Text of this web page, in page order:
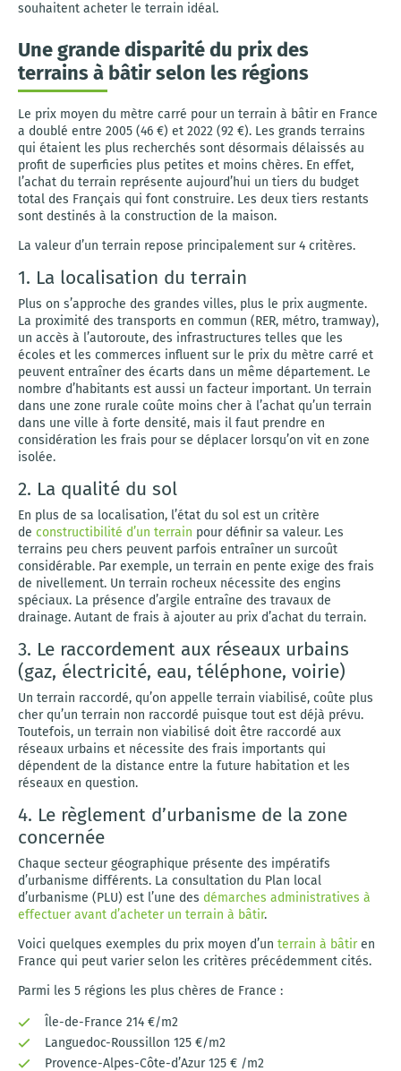
souhaitent acheter le terrain idéal.
Une grande disparité du prix des
terrains à bâtir selon les régions
Le prix moyen du mètre carré pour un terrain à bâtir en France
a doublé entre 2005 (46 €) et 2022 (92 €). Les grands terrains
qui étaient les plus recherchés sont désormais délaissés au
profit de superficies plus petites et moins chères. En effet,
l’achat du terrain représente aujourd’hui un tiers du budget
total des Français qui font construire. Les deux tiers restants
sont destinés à la construction de la maison.
La valeur d’un terrain repose principalement sur 4 critères.
1. La localisation du terrain
Plus on s’approche des grandes villes, plus le prix augmente.
La proximité des transports en commun (RER, métro, tramway),
un accès à l’autoroute, des infrastructures telles que les
écoles et les commerces influent sur le prix du mètre carré et
peuvent entraîner des écarts dans un même département. Le
nombre d’habitants est aussi un facteur important. Un terrain
dans une zone rurale coûte moins cher à l’achat qu’un terrain
dans une ville à forte densité, mais il faut prendre en
considération les frais pour se déplacer lorsqu’on vit en zone
isolée.
2. La qualité du sol
En plus de sa localisation, l’état du sol est un critère
de constructibilité d’un terrain pour définir sa valeur. Les
terrains peu chers peuvent parfois entraîner un surcoût
considérable. Par exemple, un terrain en pente exige des frais
de nivellement. Un terrain rocheux nécessite des engins
spéciaux. La présence d’argile entraîne des travaux de
drainage. Autant de frais à ajouter au prix d’achat du terrain.
3. Le raccordement aux réseaux urbains
(gaz, électricité, eau, téléphone, voirie)
Un terrain raccordé, qu’on appelle terrain viabilisé, coûte plus
cher qu’un terrain non raccordé puisque tout est déjà prévu.
Toutefois, un terrain non viabilisé doit être raccordé aux
réseaux urbains et nécessite des frais importants qui
dépendent de la distance entre la future habitation et les
réseaux en question.
4. Le règlement d’urbanisme de la zone
concernée
Chaque secteur géographique présente des impératifs
d’urbanisme différents. La consultation du Plan local
d’urbanisme (PLU) est l’une des démarches administratives à
effectuer avant d’acheter un terrain à bâtir.
Voici quelques exemples du prix moyen d’un terrain à bâtiren
France qui peut varier selon les critères précédemment cités.
Parmi les 5 régions les plus chères de France :
Île-de-France 214 €/m2
Languedoc-Roussillon 125 €/m2
Provence-Alpes-Côte-d’Azur 125 € /m2